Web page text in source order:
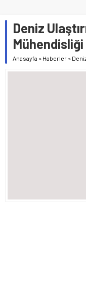
Deniz
Mühendisliği
Anasayfa » Haberler »